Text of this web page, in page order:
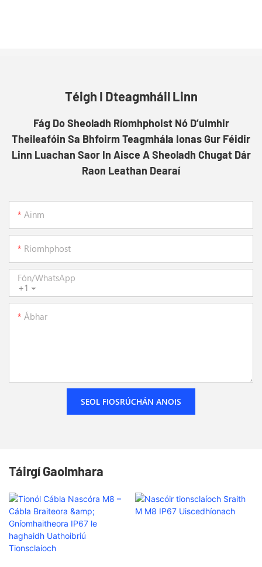
Téigh I Dteagmháil Linn
Fág Do Sheoladh Ríomhphoist Nó D’uimhir
Theileafóin Sa Bhfoirm Teagmhála Ionas Gur Féidir
Linn Luachan Saor In Aisce A Sheoladh Chugat Dár
Raon Leathan Dearaí
Ainm
Ríomhphost
+1
Fón/whatsApp
Ábhar
SEOL FIOSRÚCHÁN ANOIS
Táirgí Gaolmhara